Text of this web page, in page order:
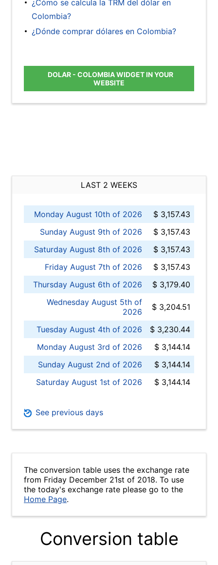
¿Cómo se calcula la TRM del dólar en
Colombia?
¿Dónde comprar dólares en Colombia?
DOLAR - COLOMBIA WIDGET IN YOUR
WEBSITE
LAST 2 WEEKS
Monday August 10th of 2026
$ 3,157.43
Sunday August 9th of 2026
$ 3,157.43
Saturday August 8th of 2026
$ 3,157.43
Friday August 7th of 2026
$ 3,157.43
Thursday August 6th of 2026
$ 3,179.40
Wednesday August 5th of
2026
$ 3,204.51
Tuesday August 4th of 2026
$ 3,230.44
Monday August 3rd of 2026
$ 3,144.14
Sunday August 2nd of 2026
$ 3,144.14
Saturday August 1st of 2026
$ 3,144.14
See previous days
The conversion table uses the exchange rate
from Friday December 21st of 2018. To use
the today's exchange rate please go to the
Home Page.
Conversion table